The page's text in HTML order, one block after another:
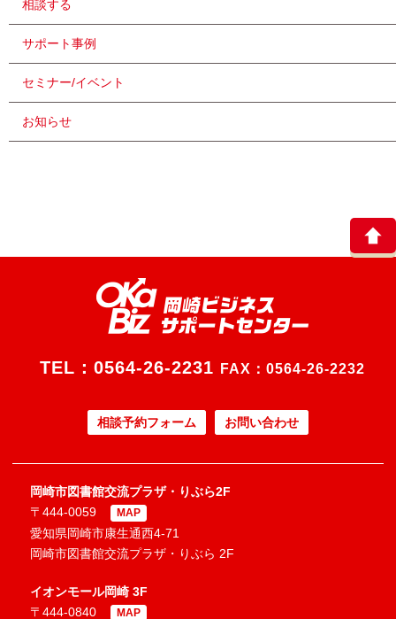
相談する
サポート事例
セミナー/イベント
お知らせ
TEL： 0564-26-2231 FAX：0564-26-2232
相談予約フォーム お問い合わせ
岡崎市図書館交流プラザ・りぶら2F
〒444-0059
MAP
愛知県岡崎市康生通西4-71
岡崎市図書館交流プラザ・りぶら 2F
イオンモール岡崎 3F
〒444-0840
MAP